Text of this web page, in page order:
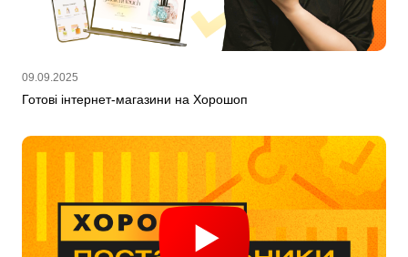
09.09.2025
Готові інтернет-магазини на Хорошоп